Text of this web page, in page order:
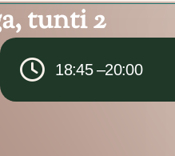
tunti 2
18:45 –20:00